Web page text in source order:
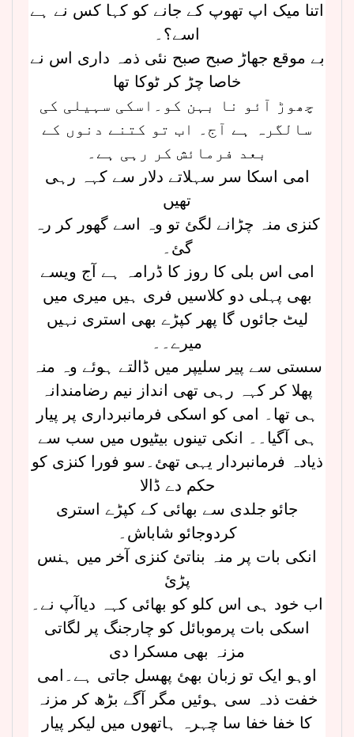
اتنا میک اپ تھوپ کے جانے کو کہا کس نے ہے
اسے؟۔
بے موقع جھاڑ صبح صبح نئی ذمہ داری اس نے
خاصا چڑ کر ٹوکا تھا
چھوڑ آئو نا بہن کو۔اسکی سہیلی کی
سالگرہ ہے آج۔ اب تو کتنے دنوں کے
بعد فرمائش کر رہی ہے۔
امی اسکا سر سہلاتے دلار سے کہہ رہی
تھیں
کنزی منہ چڑانے لگئ تو وہ اسے گھور کر رہ
گئ۔
امی اس بلی کا روز کا ڈرامہ ہے آج ویسے
بھی پہلی دو کلاسیں فری ہیں میری میں
لیٹ جائوں گا پھر کپڑے بھی استری نہیں
میرے۔۔
سستی سے پیر سلیپر میں ڈالتے ہوئے وہ منہ
پھلا کر کہہ رہی تھی انداز نیم رضامندانہ
ہی تھا۔ امی کو اسکی فرمانبرداری پر پیار
ہی آگیا۔۔ انکی تینوں بیٹیوں میں سب سے
ذیادہ فرمانبردار یہی تھئ۔سو فورا کنزی کو
حکم دے ڈالا
جائو جلدی سے بھائی کے کپڑے استری
کردوجائو شاباش۔
انکی بات پر منہ بناتئ کنزی آخر میں ہنس
پڑئ
اب خود ہی اس کلو کو بھائی کہہ دیاآپ نے۔
اسکی بات پرموبائل کو چارجنگ پر لگاتی
مزنہ بھی مسکرا دی
اوہو ایک تو زبان بھئ پھسل جاتی ہے۔امی
خفت ذدہ سی ہوئیں مگر آگے بڑھ کر مزنہ
کا خفا خفا سا چہرہ ہاتھوں میں لیکر پیار